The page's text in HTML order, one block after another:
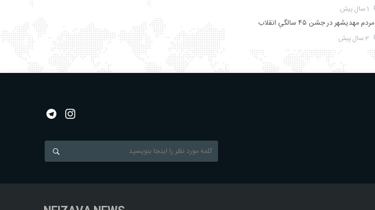
مردم مهدیشهر در جشن ۴۵ سالگیِ انقلاب